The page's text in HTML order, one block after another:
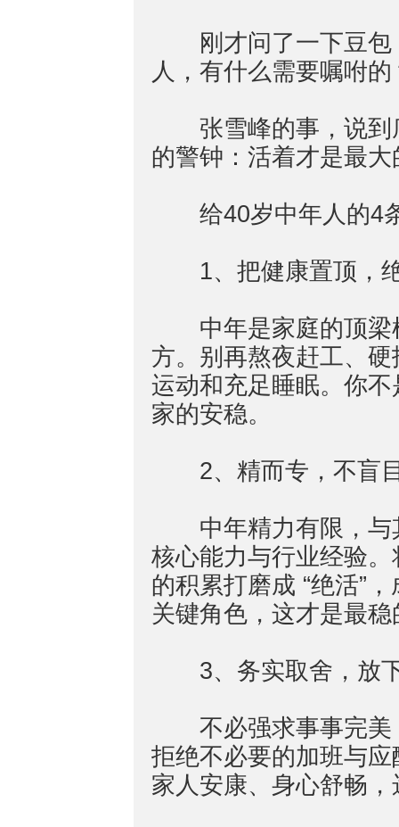
刚才问了一下豆包
人，有什么需要嘱咐的
张雪峰的事，说到
的警钟：活着才是最
给40岁中年人的4
1、把健康置顶，
中年是家庭的顶梁
方。别再熬夜赶工、
运动和充足睡眠。你
家的安稳。
2、精而专，不盲
中年精力有限，与
核心能力与行业经验
的积累打磨成 “绝活”
关键角色，这才是最
3、务实取舍，放
不必强求事事完美
拒绝不必要的加班与
家人安康、身心舒畅